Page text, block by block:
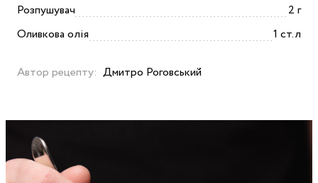
Розпушувач
2 г
Оливкова олія
1 ст.л
Автор рецепту: Дмитро Роговський